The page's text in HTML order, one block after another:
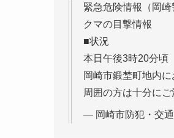
緊急危険情報（岡崎
クマの目撃情報
■状況
本日午後3時20分頃
岡崎市鍛埜町地内
周囲の方は十分にご
— 岡崎市防犯・交